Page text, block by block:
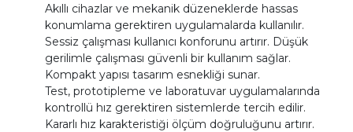
Akıllı cihazlar ve mekanik düzeneklerde hassas
konumlama gerektiren uygulamalarda kullanılır.
Sessiz çalışması kullanıcı konforunu artırır. Düşük
gerilimle çalışması güvenli bir kullanım sağlar.
Kompakt yapısı tasarım esnekliği sunar.
Test, prototipleme ve laboratuvar uygulamalarında
kontrollü hız gerektiren sistemlerde tercih edilir.
Kararlı hız karakteristiği ölçüm doğruluğunu artırır.